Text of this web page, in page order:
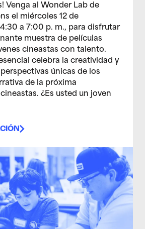
Venga al Wonder Lab de
el miércoles 12 de
a 7:00 p. m., para disfrutar
muestra de películas
cineastas con talento.
celebra la creatividad y
únicas de los
de la próxima
¿Es usted un joven
multimedia para adolescentes 11/12